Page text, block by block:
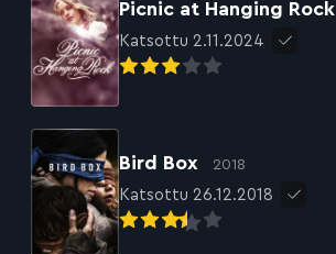
Picnic at Hanging Rock
Katsottu 2.11.2024
Bird Box 2018
Katsottu 26.12.2018